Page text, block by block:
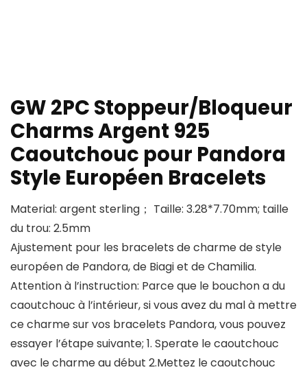
GW 2PC Stoppeur/Bloqueur
Charms Argent 925
Caoutchouc pour Pandora
Style Européen Bracelets
Material: argent sterling； Taille: 3.28*7.70mm; taille
du trou: 2.5mm
Ajustement pour les bracelets de charme de style
européen de Pandora, de Biagi et de Chamilia.
Attention à l’instruction: Parce que le bouchon a du
caoutchouc à l’intérieur, si vous avez du mal à mettre
ce charme sur vos bracelets Pandora, vous pouvez
essayer l’étape suivante; 1. Sperate le caoutchouc
avec le charme au début 2.Mettez le caoutchouc